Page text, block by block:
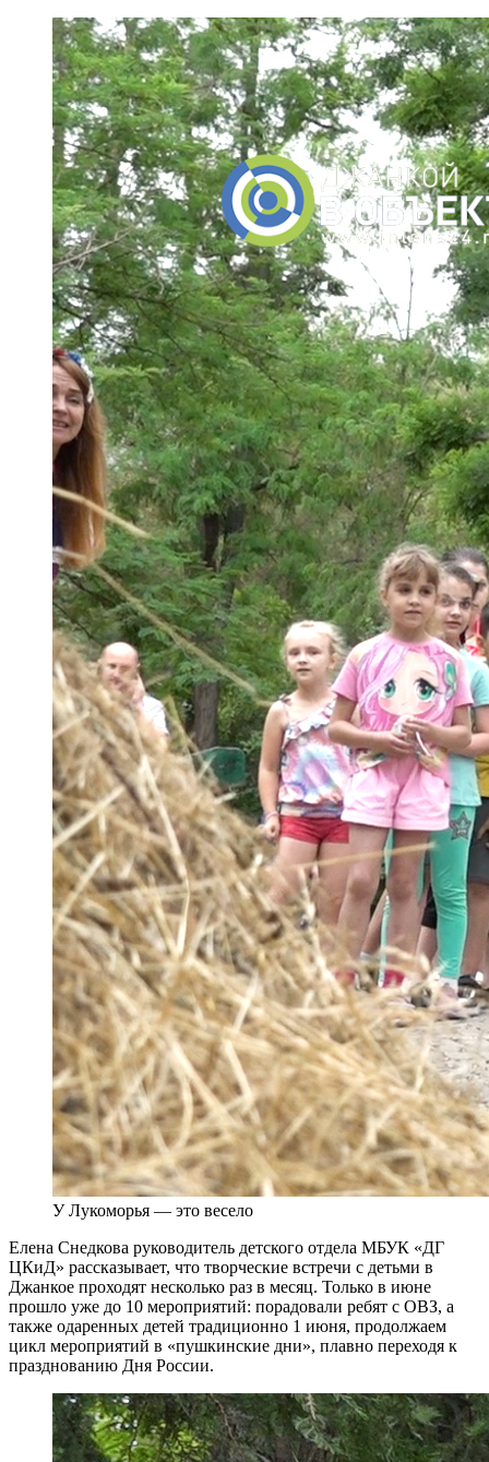
У Лукоморья — это весело
Елена Снедкова руководитель детского отдела МБУК «ДГ
ЦКиД» рассказывает, что творческие встречи с детьми в
Джанкое проходят несколько раз в месяц. Только в июне
прошло уже до 10 мероприятий: порадовали ребят с ОВЗ, а
также одаренных детей традиционно 1 июня, продолжаем
цикл мероприятий в «пушкинские дни», плавно переходя к
празднованию Дня России.